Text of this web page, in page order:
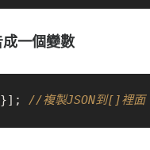
一個變數
//複製JSON到[]裡面